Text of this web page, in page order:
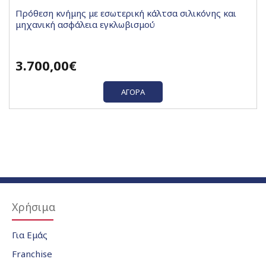
Πρόθεση κνήμης με εσωτερική κάλτσα σιλικόνης και
μηχανική ασφάλεια εγκλωβισμού
3.700,00€
ΑΓΟΡΆ
Χρήσιμα
Για Εμάς
Franchise